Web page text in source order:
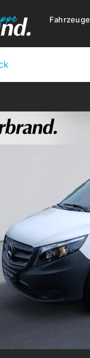
Fahrzeuge